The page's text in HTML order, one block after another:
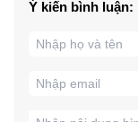
Ý kiến bình luận: